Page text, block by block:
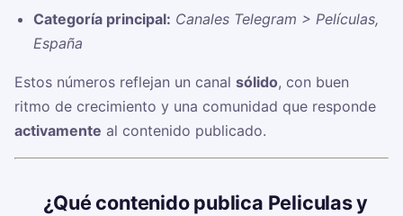
Categoría principal: Canales Telegram > Películas,
España
Estos números reflejan un canal sólido, con buen
ritmo de crecimiento y una comunidad que responde
activamente al contenido publicado.
¿Qué contenido publica Peliculas y